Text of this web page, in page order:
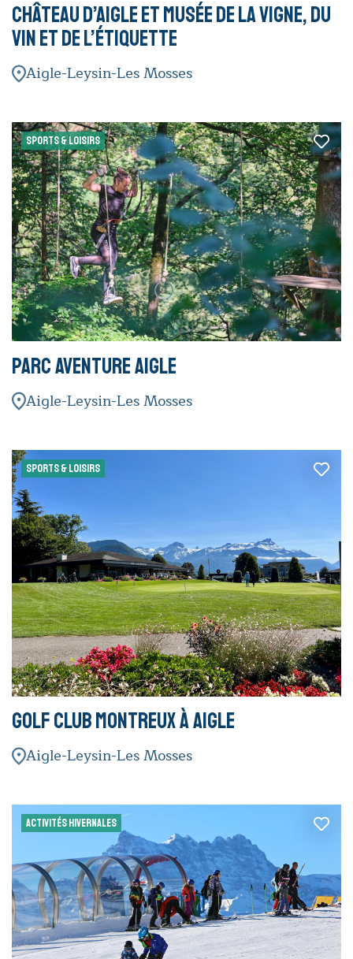
Château d’Aigle et Musée de la Vigne, du
Vin et de l’étiquette
Aigle-Leysin-Les Mosses
SPORTS & LOISIRS
Parc Aventure Aigle
Aigle-Leysin-Les Mosses
SPORTS & LOISIRS
Golf Club Montreux à Aigle
Aigle-Leysin-Les Mosses
ACTIVITÉS HIVERNALES